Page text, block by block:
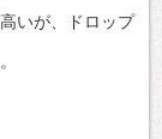
いが、ドロップ